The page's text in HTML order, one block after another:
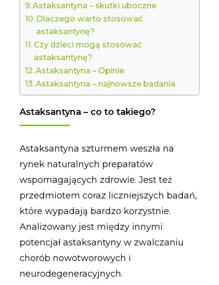
Astaksantyna – skutki uboczne
Dlaczego warto stosować
astaksantynę?
Czy dzieci mogą stosować
astaksantynę?
Astaksantyna – Opinie
Astaksantyna – najnowsze badania
Astaksantyna – co to takiego?
Astaksantyna szturmem weszła na
rynek naturalnych preparatów
wspomagających zdrowie. Jest też
przedmiotem coraz liczniejszych badań,
które wypadają bardzo korzystnie.
Analizowany jest między innymi
potencjał astaksantyny w zwalczaniu
chorób nowotworowych i
neurodegeneracyjnych.